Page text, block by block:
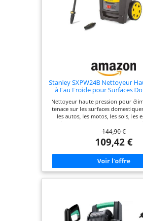
Stanley SXPW24B Nettoyeur
à Eau Froide pour Surfaces
Extérieures et Autos, (2400 W,
l/h)
Nettoyeur haute pression pour
tenace sur les surfaces
les autos, les motos, les sols, les
170 ; Puissance absorbée (kW) 2,4;
500 ; Température eau
Équipement : pistolet, lance et
pression (6 m), rotabuse, buse à
canon à mousse (0,4 l) applicable
Enrouleur statique avec système
après emploi, le flexible haute
prévu à cet effet Raccord rapide
filtre contrôlable qui retient les
garantit le parfait fonctionnement
Dotée d'une fonction auto-
144,90 €
109,42 €